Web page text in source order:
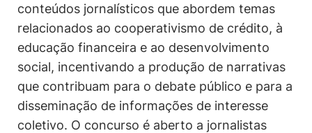
conteúdos jornalísticos que abordem temas
relacionados ao cooperativismo de crédito, à
educação financeira e ao desenvolvimento
social, incentivando a produção de narrativas
que contribuam para o debate público e para a
disseminação de informações de interesse
coletivo. O concurso é aberto a jornalistas